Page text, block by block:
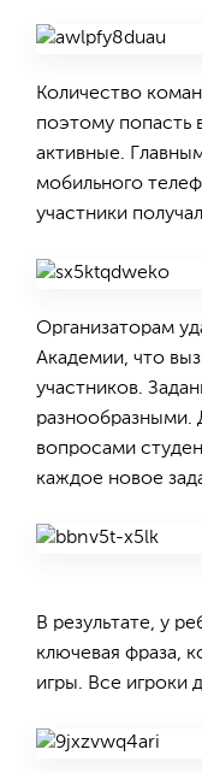
Количество
поэтому попасть
активные.
мобильного
участники
Организаторам
Академии, что
участников.
вопросами
каждое новое
В результате, у
ключевая фраза,
игры. Все игроки